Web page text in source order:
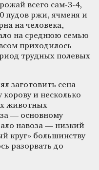
всего сам-3-4,
пудов ржи, ячменя и
на человека,
на среднюю семью
приходилось
трудных полевых
заготовить сена
и несколько
животных
— основному
навоза — низкий
круг» большинству
разорвать до